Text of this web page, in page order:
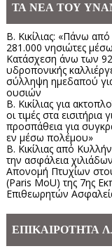
ΤΑ ΝΕΑ ΤΟΥ
Β. Κικίλιας: «Πάνω
281.000 νησιώτες
Κατάσχεση άνω των
υδροπονικής
σύλληψη ημεδαπού
ουσιών
Β. Κικίλιας για
οι τιμές στα
προσπάθεια για
εν μέσω πολέμου»
Β. Κικίλιας από
την ασφάλεια
Απονομή Πτυχίων
(Paris MoU) της 7ης
Επιθεωρητών
ΕΠΙΚΑΙΡΟΤΗΤΑ